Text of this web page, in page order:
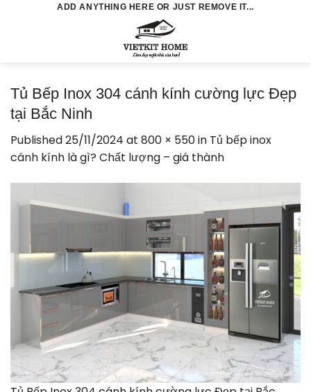
ADD ANYTHING HERE OR JUST REMOVE IT...
Tủ Bếp Inox 304 cánh kính cường lực Đẹp
tại Bắc Ninh
Published25/11/2024 at 800 × 550in Tủ bếp inox
cánh kính là gì? Chất lượng – giá thành